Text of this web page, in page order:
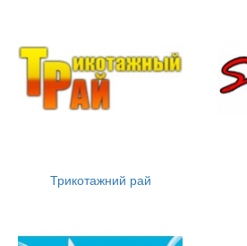
Трикотажний рай